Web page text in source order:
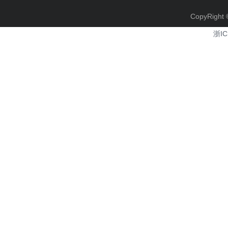
CopyRight
浙